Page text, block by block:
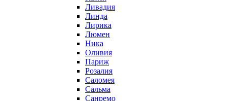
Ливадия
Линда
Лирика
Люмен
Ника
Оливия
Париж
Розалия
Саломея
Сальма
Санремо